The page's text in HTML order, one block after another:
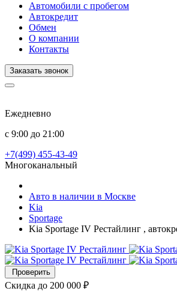
Автомобили с пробегом
Автокредит
Обмен
О компании
Контакты
Заказать звонок
Ежедневно
с 9:00 до 21:00
+7(499) 455-43-49
Многоканальный
Авто в наличии в Москве
Kia
Sportage
Kia Sportage IV Рестайлинг ,
Проверить
Скидка до 200 000 ₽